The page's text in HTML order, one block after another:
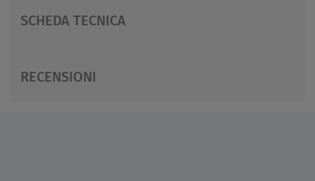
SCHEDA TECNICA
RECENSIONI